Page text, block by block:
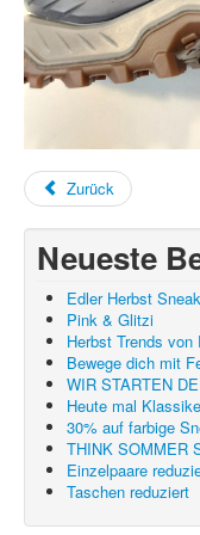
Zurück
Neueste
Edler Herbst
Pink & Glitzi
Herbst Trends von
Bewege dich mit
WIR STARTEN
Heute mal
30% auf farbige
THINK SOMMER
Einzelpaare
Taschen reduziert